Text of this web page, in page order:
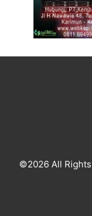
©2026 All